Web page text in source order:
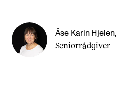
Åse Karin Hjelen,
Seniorrådgiver